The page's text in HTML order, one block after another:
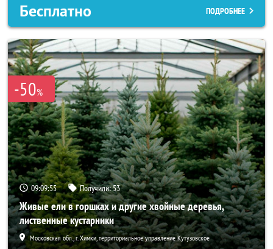
Бесплатно ПОДРОБНЕЕ
-50%
09:09:54 Получили:53
Живые ели в горшках и другие хвойные деревья,
лиственные кустарники
Московская обл., г. Химки, территориальное управление Кутузовское